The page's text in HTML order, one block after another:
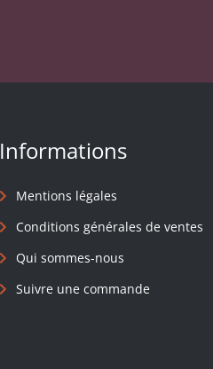
Informations
Mentions légales
Conditions générales de ventes
Qui sommes-nous
Suivre une commande